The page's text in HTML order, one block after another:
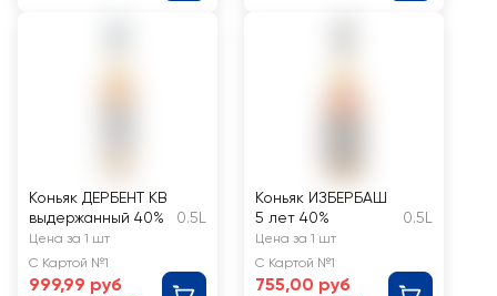
Коньяк ДЕРБЕНТ КВ
выдержанный 40%
0.5L
Цена за 1 шт
С Картой №1
999,99 руб
Коньяк ИЗБЕРБАШ
5 лет 40%
0.5L
Цена за 1 шт
С Картой №1
755,00 руб